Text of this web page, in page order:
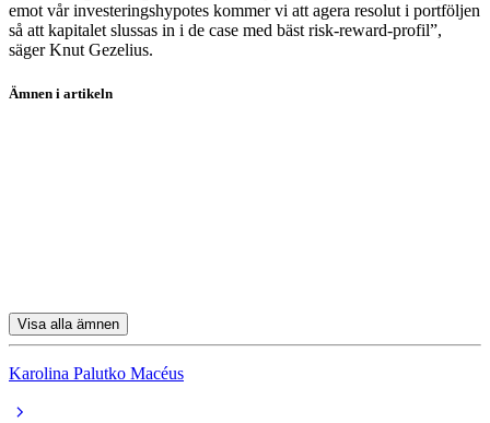
emot vår investeringshypotes kommer vi att agera resolut i portföljen
så att kapitalet slussas in i de case med bäst risk-reward-profil”,
säger Knut Gezelius.
Ämnen i artikeln
Visa alla ämnen
Karolina Palutko Macéus